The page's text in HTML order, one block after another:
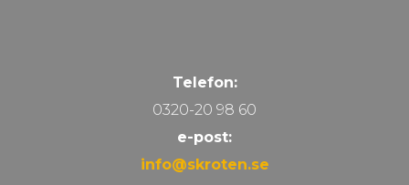
Telefon:
0320-20 98 60
e-post:
info@skroten.se